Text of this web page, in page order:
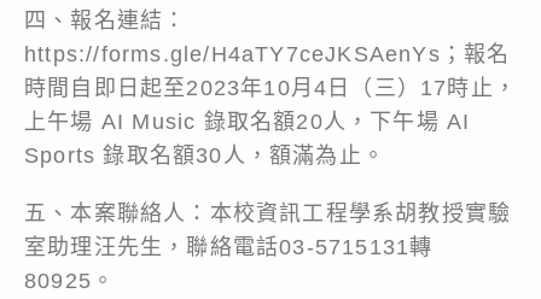
四、報名連結：
https://forms.gle/H4aTY7ceJKSAenYs；報名
時間自即日起至2023年10月4日（三）17時止，
上午場 AI Music 錄取名額20人，下午場 AI
Sports 錄取名額30人，額滿為止。
五、本案聯絡人：本校資訊工程學系胡教授實驗
室助理汪先生，聯絡電話03-5715131轉
80925。